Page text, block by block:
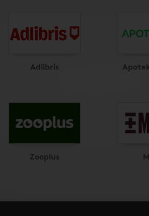
Adlibris
Zooplus